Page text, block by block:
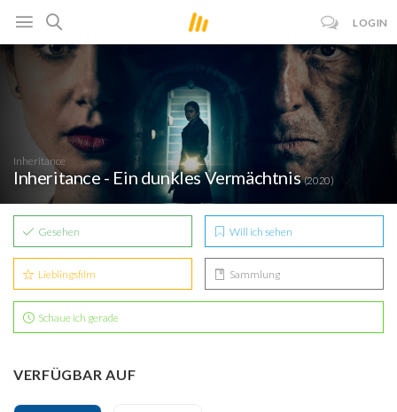
LOGIN
Inheritance
Inheritance - Ein dunkles Vermächtnis(2020)
Gesehen Will ich sehen
Lieblingsfilm Sammlung
Schaue ich gerade
VERFÜGBAR AUF